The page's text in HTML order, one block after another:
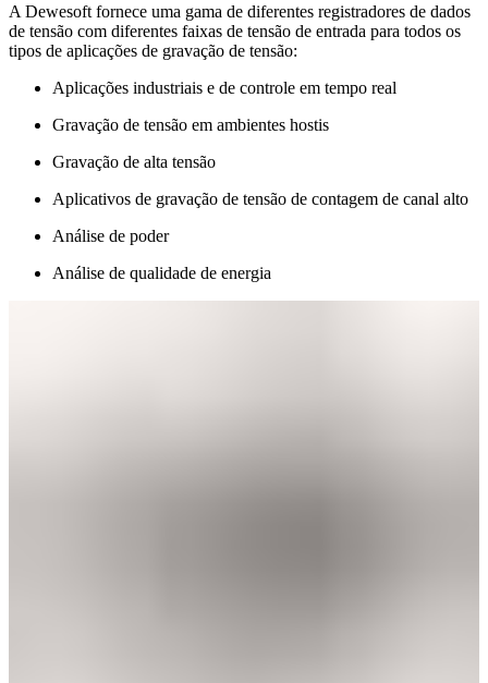
A Dewesoft fornece uma gama de diferentes registradores de dados
de tensão com diferentes faixas de tensão de entrada para todos os
tipos de aplicações de gravação de tensão:
Aplicações industriais e de controle em tempo real
Gravação de tensão em ambientes hostis
Gravação de alta tensão
Aplicativos de gravação de tensão de contagem de canal alto
Análise de poder
Análise de qualidade de energia